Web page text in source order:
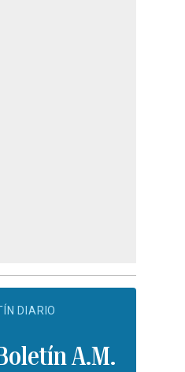
DIARIO
A.M.